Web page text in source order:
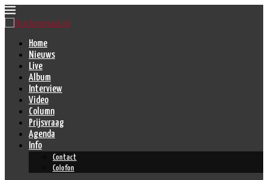
Home
Nieuws
Live
Album
Interview
Video
Column
Prijsvraag
Agenda
Info
Contact
Colofon